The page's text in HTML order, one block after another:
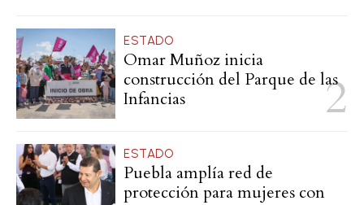
ESTADO
Omar Muñoz inicia
construcción del Parque de las
Infancias
ESTADO
Puebla amplía red de
protección para mujeres con